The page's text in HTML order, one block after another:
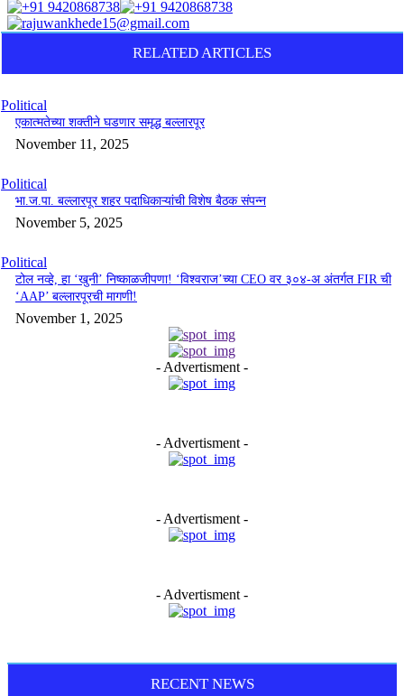
RELATED ARTICLES
Political
एकात्मतेच्या शक्तीने घडणार समृद्ध बल्लारपूर
November 11, 2025
Political
भा.ज.पा. बल्लारपूर शहर पदाधिकाऱ्यांची विशेष बैठक संपन्न
November 5, 2025
Political
टोल नव्हे, हा ‘खुनी’ निष्काळजीपणा! ‘विश्वराज’च्या CEO वर ३०४-अ अंतर्गत FIR ची
‘AAP’ बल्लारपूरची मागणी!
November 1, 2025
- Advertisment -
- Advertisment -
- Advertisment -
- Advertisment -
RECENT NEWS